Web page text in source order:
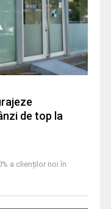
de top la
a clienților noi în